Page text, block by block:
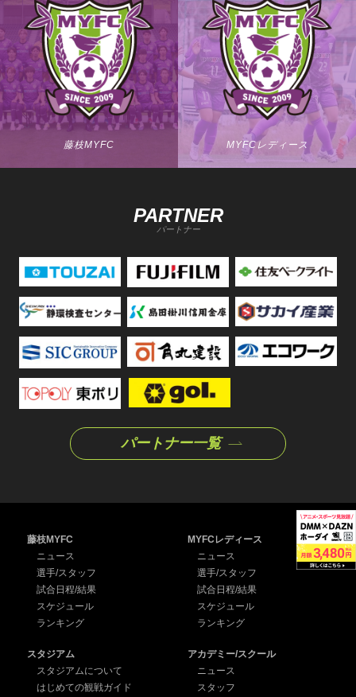
藤枝MYFC MYFCレディース
PARTNER
パートナー
パートナー一覧
藤枝MYFC
ニュース
選手/スタッフ
試合日程/結果
スケジュール
ランキング
MYFCレディース
ニュース
選手/スタッフ
試合日程/結果
スケジュール
ランキング
スタジアム
スタジアムについて
はじめての観戦ガイド
アカデミー/スクール
ニュース
スタッフ